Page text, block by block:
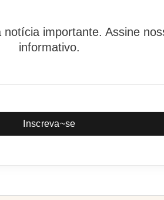
importante. Assine
informativo.
Inscreva~se